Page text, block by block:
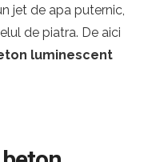
jet de apa puternic,
de piatra. De aici
luminescent